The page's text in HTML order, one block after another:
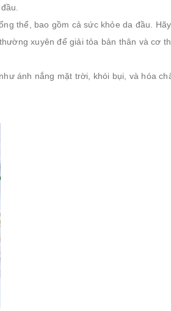
thể, bao gồm cả sức khỏe da đầu. Hãy
xuyên để giải tỏa bản thân và cơ
ánh nắng mặt trời, khói bụi, và hóa